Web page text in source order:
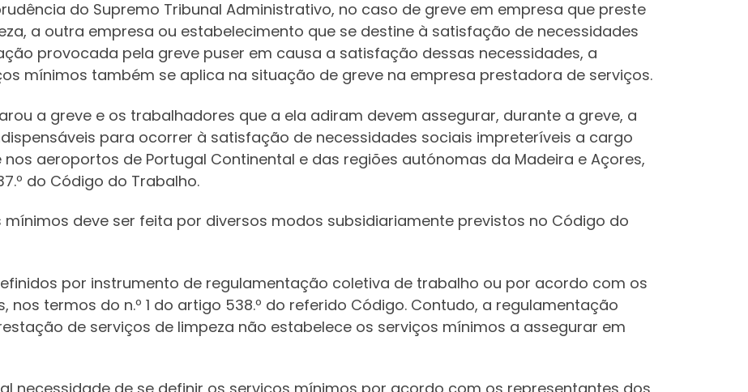
do Supremo Tribunal Administrativo, no caso de greve em empresa que preste
a outra empresa ou estabelecimento que se destine à satisfação de necessidades
provocada pela greve puser em causa a satisfação dessas necessidades, a
mínimos também se aplica na situação de greve na empresa prestadora de serviços.
a greve e os trabalhadores que a ela adiram devem assegurar, durante a greve, a
para ocorrer à satisfação de necessidades sociais impreteríveis a cargo
aeroportos de Portugal Continental e das regiões autónomas da Madeira e Açores,
do Código do Trabalho.
deve ser feita por diversos modos subsidiariamente previstos no Código do
por instrumento de regulamentação coletiva de trabalho ou por acordo com os
termos do n.º 1 do artigo 538.º do referido Código. Contudo, a regulamentação
de serviços de limpeza não estabelece os serviços mínimos a assegurar em